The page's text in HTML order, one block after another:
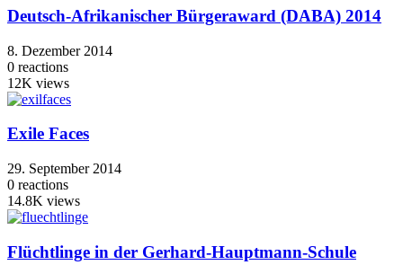
Deutsch-Afrikanischer Bürgeraward (DABA) 2014
8. Dezember 2014
0 reactions
12K views
Exile Faces
29. September 2014
0 reactions
14.8K views
Flüchtlinge in der Gerhard-Hauptmann-Schule